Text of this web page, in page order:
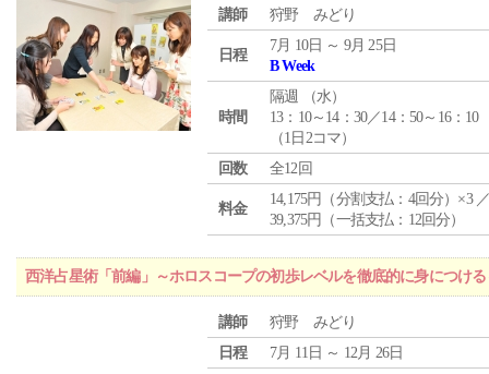
講師 狩野 みどり
日程
7月 10日 ～ 9月 25日
B Week
時間
隔週 （水）
13：10～14：30／14：50～16：10
（1日2コマ）
回数
全12回
料金
14,175円（分割支払：4回分）×3
39,375円（一括支払：12回分）
西洋占星術「前編」～ホロスコープの初歩レベルを徹底的に身につける
講師
狩野 みどり
日程
7月 11日 ～ 12月 26日